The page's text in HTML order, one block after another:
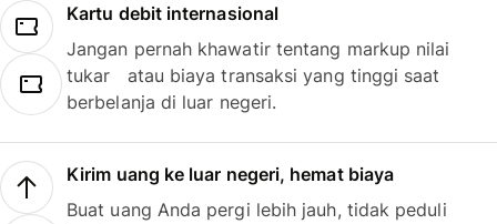
Kartu debit internasional
Jangan pernah khawatir tentang markup nilai
tukar atau biaya transaksi yang tinggi saat
berbelanja di luar negeri.
Kirim uang ke luar negeri, hemat biaya
Buat uang Anda pergi lebih jauh, tidak peduli